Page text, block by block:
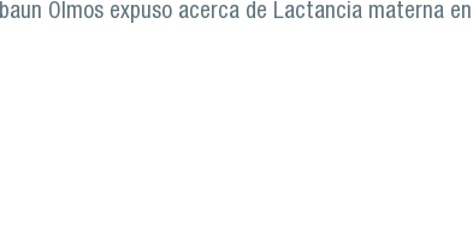
Olmos expuso acerca de Lactancia materna
en tiempos de Covid en charla organizada